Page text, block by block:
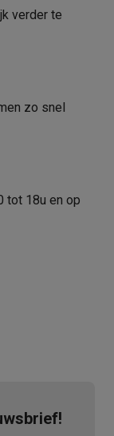
verder te
zo snel
tot 18u en op